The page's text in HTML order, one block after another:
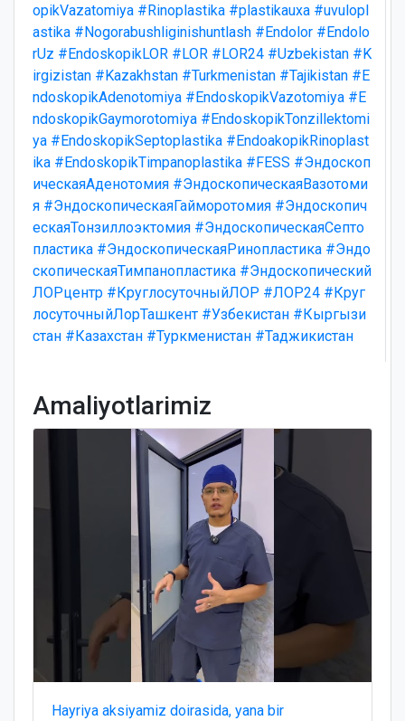
opikVazatomiya #Rinoplastika #plastikauxa #uvulopl
astika #Nogorabushliginishuntlash #Endolor #Endolo
rUz #EndoskopikLOR #LOR #LOR24 #Uzbekistan #K
irgizistan #Kazakhstan #Turkmenistan #Tajikistan #E
ndoskopikAdenotomiya #EndoskopikVazotomiya #E
ndoskopikGaymorotomiya #EndoskopikTonzillektomi
ya #EndoskopikSeptoplastika #EndoakopikRinoplast
ika #EndoskopikTimpanoplastika #FESS #Эндоскоп
ическаяАденотомия #ЭндоскопическаяВазотоми
я #ЭндоскопическаяГайморотомия #Эндоскопич
ескаяТонзиллоэктомия #ЭндоскопическаяСепто
пластика #ЭндоскопическаяРинопластика #Эндо
скопическаяТимпанопластика #Эндоскопический
ЛОРцентр #КруглосуточныйЛОР #ЛОР24 #Круг
лосуточныйЛорТашкент #Узбекистан #Кыргызи
стан #Казахстан #Туркменистан #Таджикистан
Amaliyotlarimiz
Hayriya aksiyamiz doirasida, yana bir